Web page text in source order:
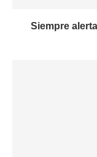
Siempre